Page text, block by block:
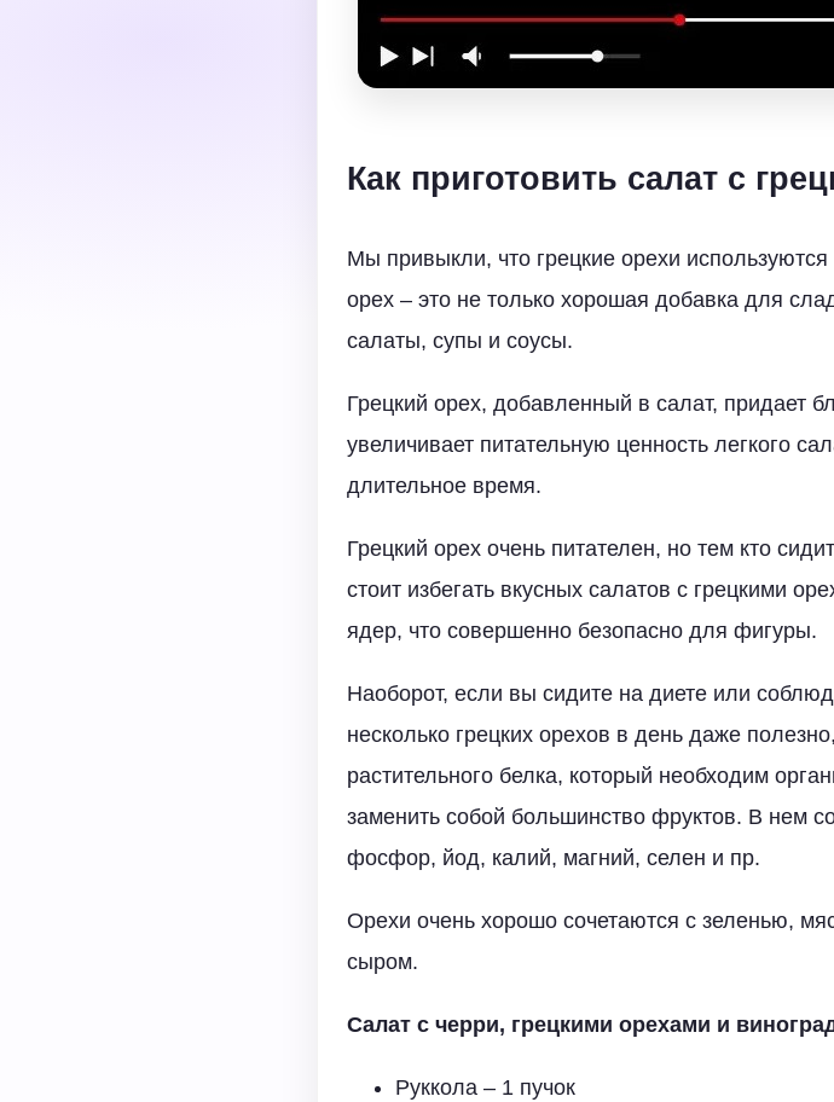
Как приготовить салат с
Мы привыкли, что грецкие орехи
орех – это не только хорошая добавка для
салаты, супы и соусы.
Грецкий орех, добавленный в салат, придает
увеличивает питательную ценность легкого
длительное время.
Грецкий орех очень питателен, но тем кто
стоит избегать вкусных салатов с грецкими
ядер, что совершенно безопасно для фигуры.
Наоборот, если вы сидите на диете или
несколько грецких орехов в день даже
растительного белка, который необходим
заменить собой большинство фруктов. В нем
фосфор, йод, калий, магний, селен и пр.
Орехи очень хорошо сочетаются с зеленью,
сыром.
Салат с черри, грецкими орехами и
Руккола – 1 пучок